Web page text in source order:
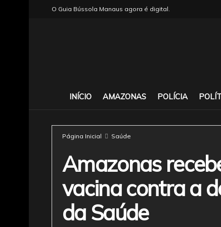
O Guia Bússola Manaus agora é digital.
INÍCIO AMAZONAS POLÍCIA
Página Inicial Saúde
Amazonas
vacina contra a
da Saúde